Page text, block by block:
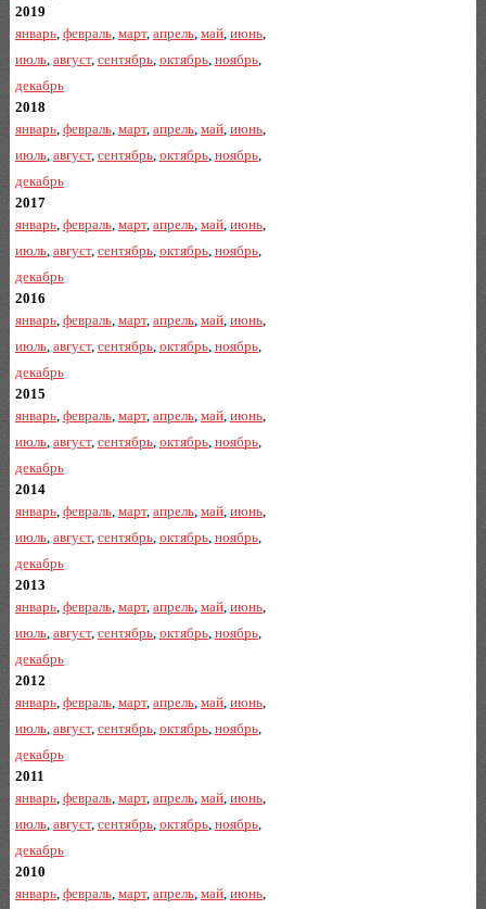
2019
январь, февраль, март, апрель, май, июнь,
июль, август, сентябрь, октябрь, ноябрь,
декабрь
2018
январь, февраль, март, апрель, май, июнь,
июль, август, сентябрь, октябрь, ноябрь,
декабрь
2017
январь, февраль, март, апрель, май, июнь,
июль, август, сентябрь, октябрь, ноябрь,
декабрь
2016
январь, февраль, март, апрель, май, июнь,
июль, август, сентябрь, октябрь, ноябрь,
декабрь
2015
январь, февраль, март, апрель, май, июнь,
июль, август, сентябрь, октябрь, ноябрь,
декабрь
2014
январь, февраль, март, апрель, май, июнь,
июль, август, сентябрь, октябрь, ноябрь,
декабрь
2013
январь, февраль, март, апрель, май, июнь,
июль, август, сентябрь, октябрь, ноябрь,
декабрь
2012
январь, февраль, март, апрель, май, июнь,
июль, август, сентябрь, октябрь, ноябрь,
декабрь
2011
январь, февраль, март, апрель, май, июнь,
июль, август, сентябрь, октябрь, ноябрь,
декабрь
2010
январь, февраль, март, апрель, май, июнь,